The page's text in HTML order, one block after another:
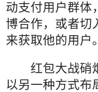
动支付用户群体
博合作，或者切
来获取他的用户。
红包大战硝
以另一种方式布